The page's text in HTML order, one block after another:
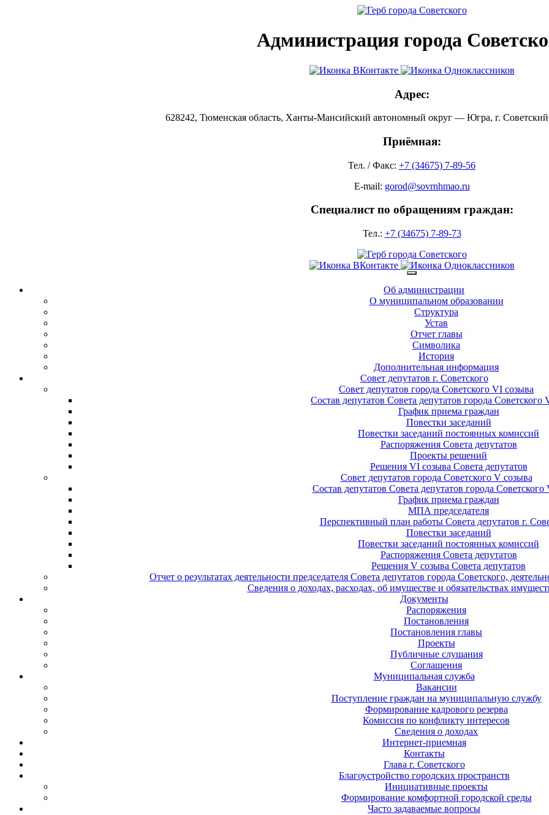
Администрация города
Адрес:
628242, Тюменская область, Ханты-Мансийский автономный округ — Югра, г.
Приёмная:
Тел. / Факс: +7 (34675) 7-89-56
E-mail: gorod@sovrnhmao.ru
Специалист по обращениям граждан:
Тел.: +7 (34675) 7-89-73
Об администрации
О муниципальном образовании
Структура
Устав
Отчет главы
Символика
История
Дополнительная информация
Совет депутатов г. Советского
Совет депутатов города Советского VI созыва
Состав депутатов Совета депутатов города Советского
График приема граждан
Повестки заседаний
Повестки заседаний постоянных комиссий
Распоряжения Совета депутатов
Проекты решений
Решения VI созыва Совета депутатов
Совет депутатов города Советского V созыва
Состав депутатов Совета депутатов города Советского
График приема граждан
МПА председателя
Перспективный план работы Совета депутатов г.
Повестки заседаний
Повестки заседаний постоянных комиссий
Распоряжения Совета депутатов
Решения V созыва Совета депутатов
Отчет о результатах деятельности председателя Совета депутатов города Советского,
Сведения о доходах, расходах, об имуществе и обязательствах
Документы
Распоряжения
Постановления
Постановления главы
Проекты
Публичные слушания
Соглашения
Муниципальная служба
Вакансии
Поступление граждан на муниципальную службу
Формирование кадрового резерва
Комиссия по конфликту интересов
Сведения о доходах
Интернет-приемная
Контакты
Глава г. Советского
Благоустройство городских пространств
Инициативные проекты
Формирование комфортной городской среды
Часто задаваемые вопросы